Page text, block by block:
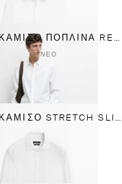
ΠΟΥΚΆΜΙΣΟ ΠΟΠΛΊΝΑ REGULAR FIT ΑΠΌ 100% ΒΑΜΒΆΚΙ
ΝΈΟ
ΠΟΥΚΆΜΙΣΟ STRETCH SLIM FIT